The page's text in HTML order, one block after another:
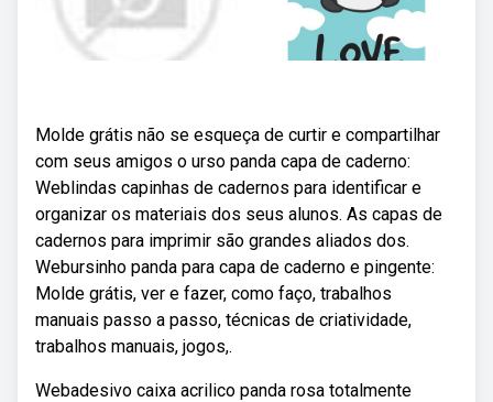
Molde grátis não se esqueça de curtir e compartilhar
com seus amigos o urso panda capa de caderno:
Weblindas capinhas de cadernos para identificar e
organizar os materiais dos seus alunos. As capas de
cadernos para imprimir são grandes aliados dos.
Webursinho panda para capa de caderno e pingente:
Molde grátis, ver e fazer, como faço, trabalhos
manuais passo a passo, técnicas de criatividade,
trabalhos manuais, jogos,.
Webadesivo caixa acrilico panda rosa totalmente